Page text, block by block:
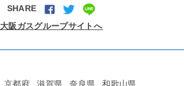
SHARE
大阪ガスグループサイトへ
京都府 滋賀県 奈良県 和歌山県